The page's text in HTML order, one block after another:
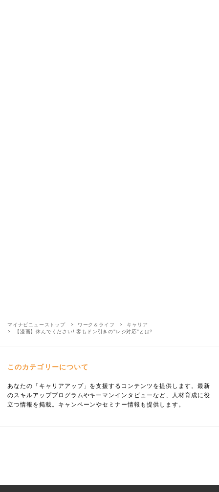
マイナビニューストップ ワーク＆ライフ
キャリア
【漫画】休んでください! 客もドン引きの"レジ対応"とは?
このカテゴリーについて
あなたの「キャリアアップ」を支援するコンテンツを提供します。最新
のスキルアッププログラムやキーマンインタビューなど、人材育成に役
立つ情報を掲載。キャンペーンやセミナー情報も提供します。